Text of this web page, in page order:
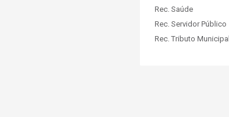
Rec. Saúde
Rec. Servidor Público
Rec. Tributo Municipal